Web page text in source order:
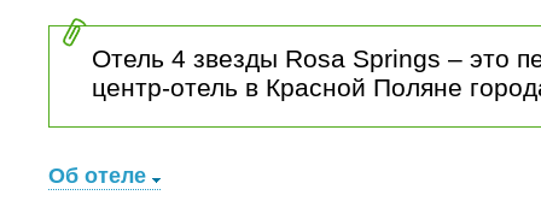
Отель 4 звезды Rosa Springs – это
центр-отель в Красной Поляне
Об отеле